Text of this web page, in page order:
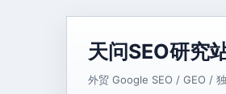
天问SEO研究
外贸 Google SEO / GEO /